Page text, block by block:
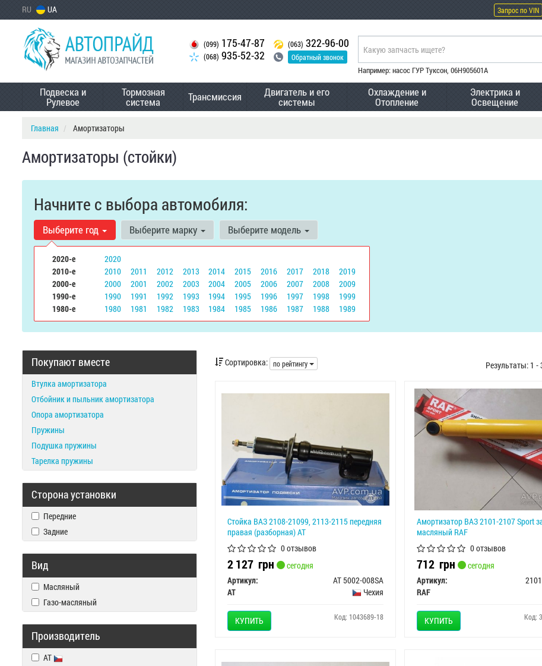
RU UA Запрос по VIN
(099) 175-47-87
(068) 935-52-32
(063) 322-96-00
Обратный звонок
Например: насос ГУР Туксон, 06H905601A
Подвеска и
Рулевое
Тормозная
система Трансмиссия Двигатель и его
системы
Охлаждение и
Отопление
Электрика и
Освещение
Главная Амортизаторы
Амортизаторы (стойки)
Начните с выбора автомобиля:
Выберите год
2020-е
2020
2010-е
2010 2011 2012 2013 2014 2015 2016 2017 2018
2019
2000-е
2000 2001 2002 2003 2004 2005 2006 2007 2008
2009
1990-е
1990 1991 1992 1993 1994 1995 1996 1997 1998
1999
1980-е
1980 1981 1982 1983 1984 1985 1986 1987 1988 1989
Выберите марку Выберите модель
Покупают вместе
Втулка амортизатора
Отбойник и пыльник амортизатора
Опора амортизатора
Пружины
Подушка пружины
Тарелка пружины
Сторона установки
Передние
Задние
Вид
Масляный
Газо-масляный
Производитель
AT
Сортировка: по рейтингу Результаты: 1 -
Стойка ВАЗ 2108-21099, 2113-2115 передняя
правая (разборная) АТ
0 отзывов
2 127 грн
сегодня
Артикул:
AT 5002-008SA
AT
Чехия
КУПИТЬ Код: 1043689-18
Амортизатор ВАЗ 2101-2107 Sport
масляный RAF
0 отзывов
712грн
сегодня
Артикул:
RAF
КУПИТЬ Код: